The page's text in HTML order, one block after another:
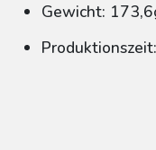
Gewicht: